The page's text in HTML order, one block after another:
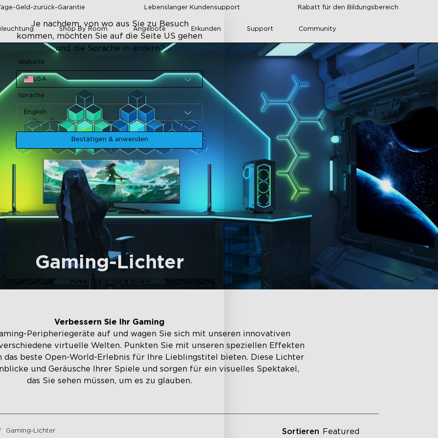
Geld-zurück-Garantie Lebenslanger Kundensupport Rabatt für den Bildungsbereich
Shop By Room Angebote Erkunden Support Community
Gaming-Lichter
Verbessern Sie Ihr Gaming
Peripheriegeräte auf und wagen Sie sich mit unseren innovativen
virtuelle Welten. Punkten Sie mit unseren speziellen Effekten
das beste Open-World-Erlebnis für Ihre Lieblingstitel bieten. Diese Lichter
und Geräusche Ihrer Spiele und sorgen für ein visuelles Spektakel,
das Sie sehen müssen, um es zu glauben.
Gaming-Lichter Sortieren Featured
Je nachdem, von wo aus Sie zu Besuch
kommen, möchten Sie auf die Seite US gehen
und die Sprache in ändern?
Website
USA
Sprache
English
Bestätigen & anwenden